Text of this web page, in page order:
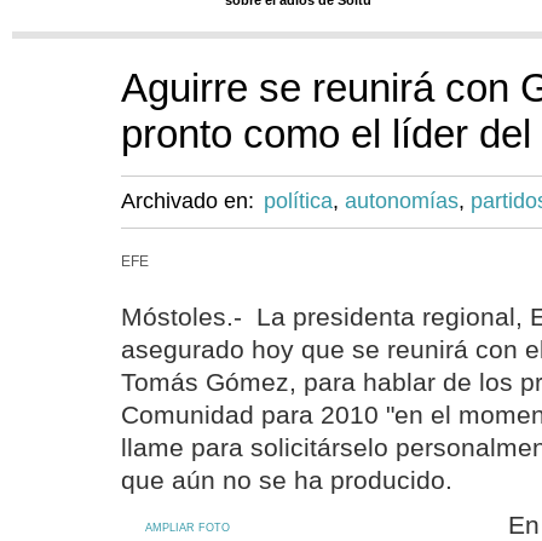
Aguirre se reunirá con
pronto como el líder
Archivado en: política, autonomías,
EFE
Móstoles.- La presidenta regional,
asegurado hoy que se reunirá con
Tomás Gómez, para hablar de los
Comunidad para 2010 "en el
llame para solicitárselo
que aún no se ha producido.
AMPLIAR FOTO